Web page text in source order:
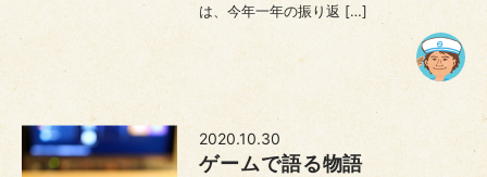
は、今年一年の振り返 […]
2020.10.30
ゲームで語る物語